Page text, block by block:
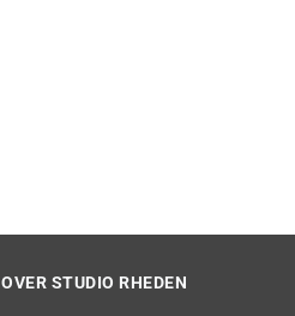
OVER STUDIO RHEDEN